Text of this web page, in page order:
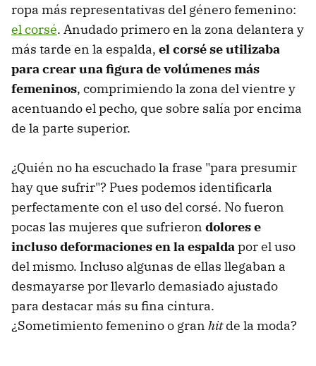
ropa más representativas del género femenino:
el corsé. Anudado primero en la zona delantera y
más tarde en la espalda, el corsé se utilizaba
para crear una figura de volúmenes más
femeninos, comprimiendo la zona del vientre y
acentuando el pecho, que sobre salía por encima
de la parte superior.
¿Quién no ha escuchado la frase "para presumir
hay que sufrir"? Pues podemos identificarla
perfectamente con el uso del corsé. No fueron
pocas las mujeres que sufrieron dolores e
incluso deformaciones en la espaldapor el uso
del mismo. Incluso algunas de ellas llegaban a
desmayarse por llevarlo demasiado ajustado
para destacar más su fina cintura.
¿Sometimiento femenino o gran hitde la moda?